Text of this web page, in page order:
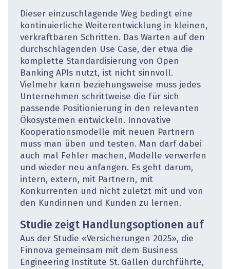
Dieser einzuschlagende Weg bedingt eine
kontinuierliche Weiterentwicklung in kleinen,
verkraftbaren Schritten. Das Warten auf den
durchschlagenden Use Case, der etwa die
komplette Standardisierung von Open
Banking APIs nutzt, ist nicht sinnvoll.
Vielmehr kann beziehungsweise muss jedes
Unternehmen schrittweise die für sich
passende Positionierung in den relevanten
Ökosystemen entwickeln. Innovative
Kooperationsmodelle mit neuen Partnern
muss man üben und testen. Man darf dabei
auch mal Fehler machen, Modelle verwerfen
und wieder neu anfangen. Es geht darum,
intern, extern, mit Partnern, mit
Konkurrenten und nicht zuletzt mit und von
den Kundinnen und Kunden zu lernen.
Studie zeigt Handlungsoptionen auf
Aus der Studie «Versicherungen 2025», die
Finnova gemeinsam mit dem Business
Engineering Institute St. Gallen durchführte,